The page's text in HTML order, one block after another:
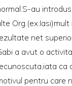
au
net
a avut o
ca
pentru care